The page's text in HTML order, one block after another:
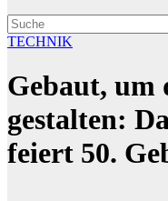
TECHNIK
Gebaut, um
gestalten:
feiert 50.